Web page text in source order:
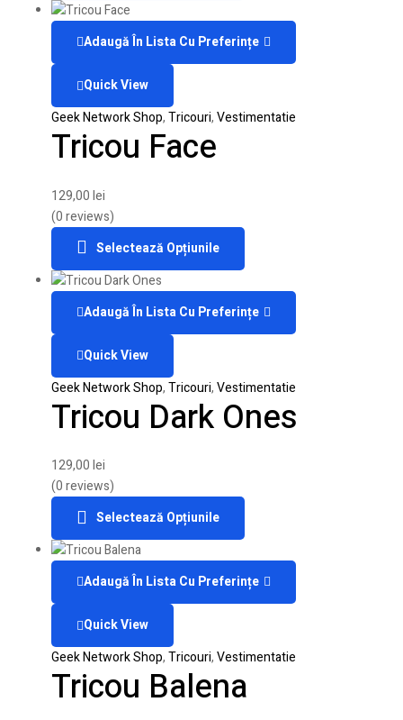
Adaugă În Lista Cu Preferințe
Quick View
Geek Network Shop,Tricouri,Vestimentatie
Tricou Face
129,00lei
(0 reviews)
Selectează Opțiunile
Adaugă În Lista Cu Preferințe
Quick View
Geek Network Shop,Tricouri,Vestimentatie
Tricou Dark Ones
129,00lei
(0 reviews)
Selectează Opțiunile
Adaugă În Lista Cu Preferințe
Quick View
Geek Network Shop,Tricouri,Vestimentatie
Tricou Balena